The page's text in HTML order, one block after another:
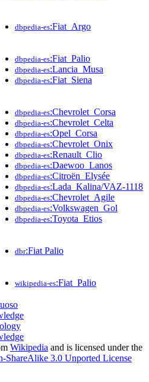
dbpedia-es:Fiat_Argo
dbpedia-es:Fiat_Palio
dbpedia-es:Lancia_Musa
dbpedia-es:Fiat_Siena
dbpedia-es:Chevrolet_Corsa
dbpedia-es:Chevrolet_Celta
dbpedia-es:Opel_Corsa
dbpedia-es:Chevrolet_Onix
dbpedia-es:Renault_Clio
dbpedia-es:Daewoo_Lanos
dbpedia-es:Citroën_Elysée
dbpedia-es:Lada_Kalina/VAZ-1118
dbpedia-es:Chevrolet_Agile
dbpedia-es:Volkswagen_Gol
dbpedia-es:Toyota_Etios
dbr:Fiat Palio
wikipedia-es:Fiat_Palio
Wikipedia and is licensed under the
ShareAlike 3.0 Unported License